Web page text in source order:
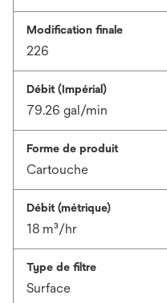
Modification finale
226
Débit (Impérial)
79.26 gal/min
Forme de produit
Cartouche
Débit (métrique)
18 m³/hr
Type de filtre
Surface